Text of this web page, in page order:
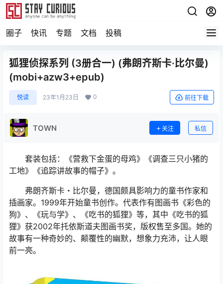
圈子 快讯 专题 文档 投稿
狐狸侦探系列 (3册合一) (弗朗齐斯卡·比尔曼)
(mobi+azw3+epub)
悦读 23年1月23日 0 前往下载
TOWN 关注 私信
套装包括：《营救下金蛋的母鸡》《调查三只小猪的
工地》《追踪讲故事的帽子》。
弗朗齐斯卡・比尔曼，德国颇具影响力的童书作家和
插画家。1999年开始童书创作。代表作有图画书《彩色的
狗》、《玩与学》、《吃书的狐狸》等，其中《吃书的狐
狸》获2002年托依斯道夫图画书奖，版权售至多国。她的
故事有一种奇妙的、颠覆性的幽默，想象力充沛，让人眼
前一亮。